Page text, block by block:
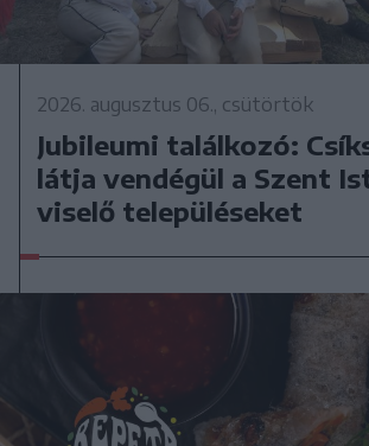
2026. augusztus 06., csütörtök
Jubileumi találkozó:
látja vendégül a Szent
viselő településeket